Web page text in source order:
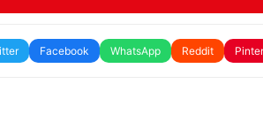
Facebook WhatsApp Reddit